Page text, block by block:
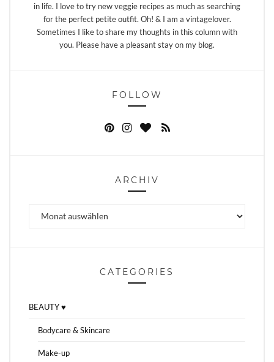
in life. I love to try new veggie recipes as much as searching
for the perfect petite outfit. Oh! & I am a vintagelover.
Sometimes I like to share my thoughts in this column with
you. Please have a pleasant stay on my blog.
FOLLOW
ARCHIV
CATEGORIES
BEAUTY ♥
Bodycare & Skincare
Make-up